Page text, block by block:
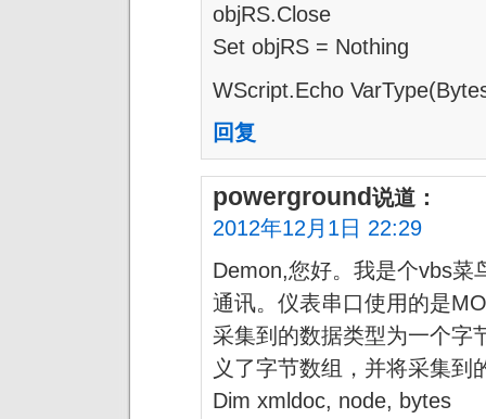
objRS.Close
Set objRS = Nothing
WScript.Echo
回复
powerground说道：
2012年12月1日 22:29
Demon,您好。我是个vbs菜
通讯。仪表串口使用的是
采集到的数据类型为一个字
义了字节数组，并将采集到
Dim xmldoc, node, bytes